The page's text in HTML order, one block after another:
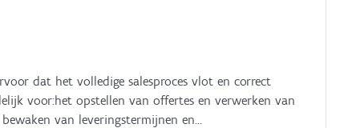
dat het volledige salesproces vlot en correct
voor:het opstellen van offertes en verwerken van
van leveringstermijnen en